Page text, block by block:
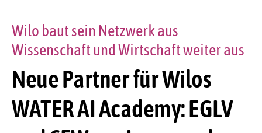
Neue Partner für Wilos
WATER AI Academy: EGLV
Wilo baut sein Netzwerk aus
Wissenschaft und Wirtschaft weiter aus